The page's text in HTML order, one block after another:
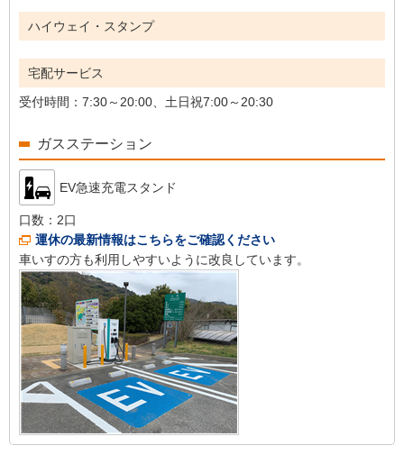
ハイウェイ・スタンプ
宅配サービス
受付時間： 7:30～20:00、土日祝7:00～20:30
ガスステーション
EV急速充電スタンド
口数： 2口
運休の最新情報はこちらをご確認ください
車いすの方も利用しやすいように改良しています。